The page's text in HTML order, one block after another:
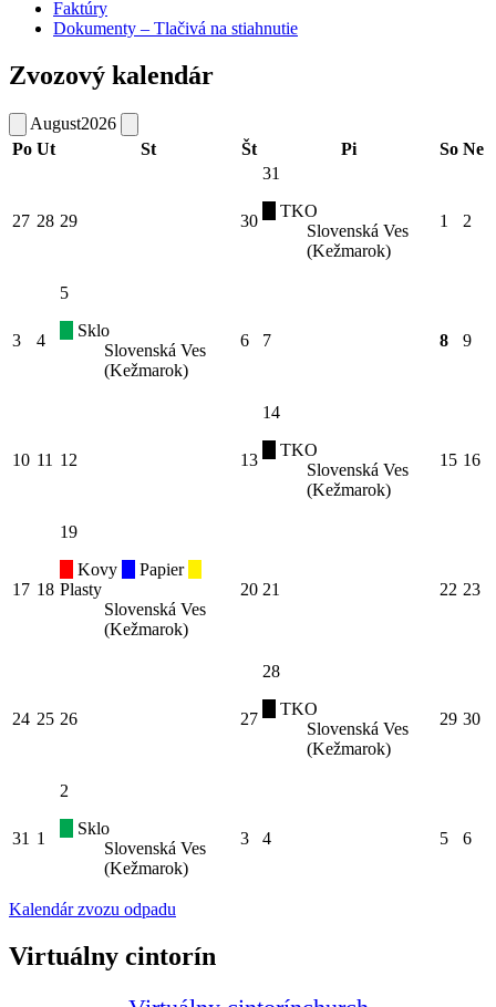
Faktúry
Dokumenty – Tlačivá na stiahnutie
Zvozový kalendár
August2026
Po Ut St Št Pi So Ne
27 28 29 30
31
TKO
Slovenská Ves
(Kežmarok)
1 2
3 4
5
Sklo
Slovenská Ves
(Kežmarok)
6 7 8 9
10 11 12 13
14
TKO
Slovenská Ves
(Kežmarok)
15 16
17 18
19
Kovy
Papier
Plasty
Slovenská Ves
(Kežmarok)
20 21 22 23
24 25 26 27
28
TKO
Slovenská Ves
(Kežmarok)
29 30
31 1
2
Sklo
Slovenská Ves
(Kežmarok)
3 4 5 6
Kalendár zvozu odpadu
Virtuálny cintorín